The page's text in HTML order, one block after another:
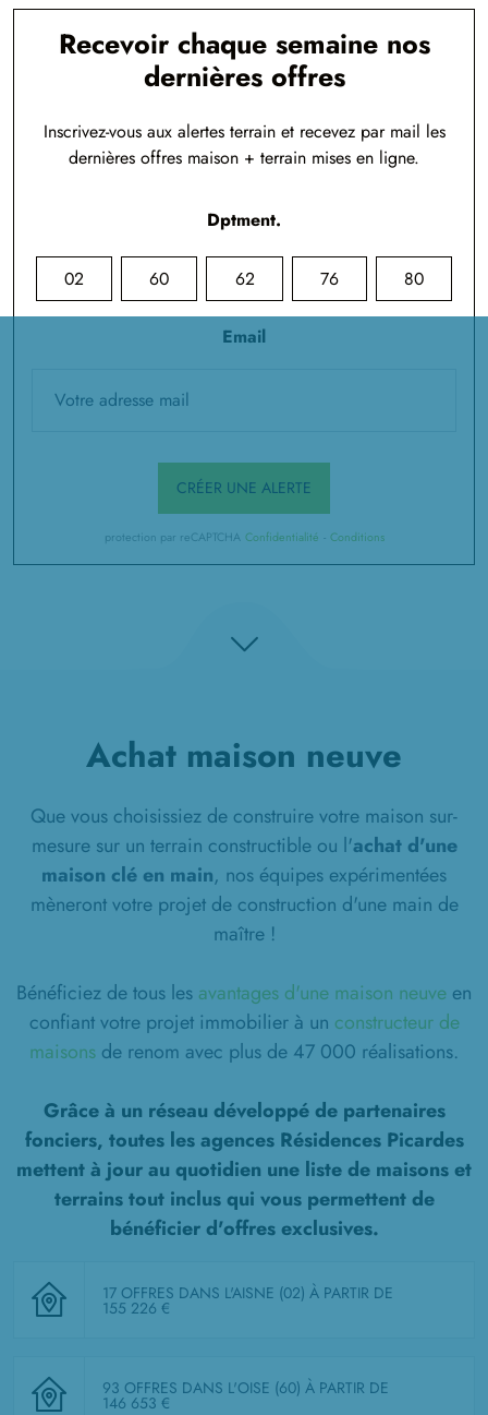
Recevoir chaque semaine nos
dernières offres
Inscrivez-vous aux alertes terrain et recevez par mail les
dernières offres maison + terrain mises en ligne.
Dptment.
02 60 62 76 80
Email
CRÉER UNE ALERTE
protection par reCAPTCHA Confidentialité - Conditions
Achat maison neuve
Que vous choisissiez de construire votre maison sur-
mesure sur un terrain constructible ou l'achat d'une
maison clé en main, nos équipes expérimentées
mèneront votre projet de construction d'une main de
maître !
Bénéficiez de tous les avantages d'une maison neuve en
confiant votre projet immobilier à un constructeur de
maisons de renom avec plus de 47 000 réalisations.
Grâce à un réseau développé de partenaires
fonciers, toutes les agences Résidences Picardes
mettent à jour au quotidien une liste de maisons et
terrains tout inclusqui vous permettent de
bénéficier d'offres exclusives.
17 OFFRES DANS L'AISNE (02) À PARTIR DE
155 226 €
93 OFFRES DANS L'OISE (60) À PARTIR DE
146 653 €